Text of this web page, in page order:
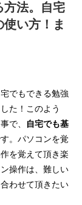
方法。自宅
い方！ま
でもできる勉強
た！このよう
で、
自宅でも基
。パソコンを覚
を覚えて頂き楽
操作は、難しい
わせて頂きたい